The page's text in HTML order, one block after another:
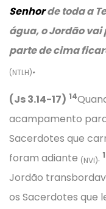
Senhorde toda a
água, o Jordão vai
parte de cima
(NTLH).
(Js 3.14-17) 14
acampamento
Sacerdotes que
foram adiante (NVI).
Jordão
os Sacerdotes que